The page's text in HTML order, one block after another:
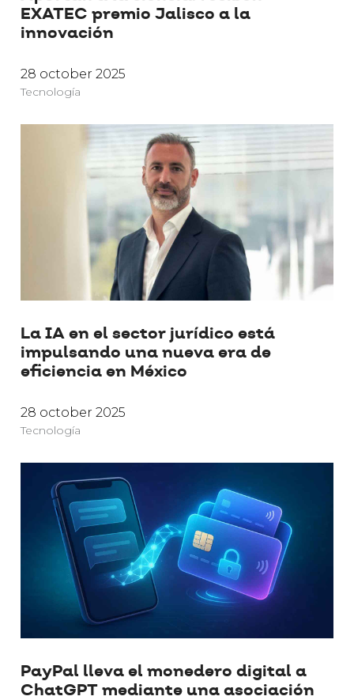
EXATEC premio Jalisco a la
innovación
28 october 2025
Tecnología
La IA en el sector jurídico está
impulsando una nueva era de
eficiencia en México
28 october 2025
Tecnología
PayPal lleva el monedero digital a
ChatGPT mediante una asociación